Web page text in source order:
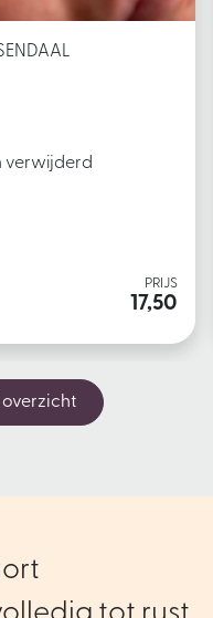
verwijderd
PRIJS
17,50